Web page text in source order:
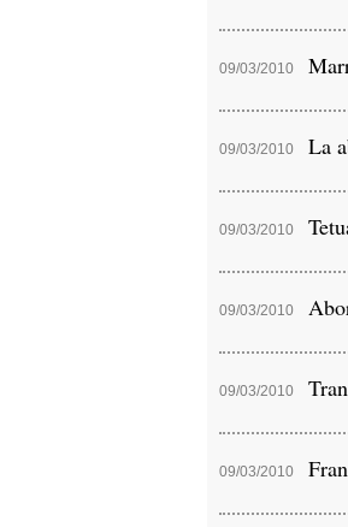
09/03/2010
09/03/2010 La
09/03/2010
09/03/2010
09/03/2010
09/03/2010